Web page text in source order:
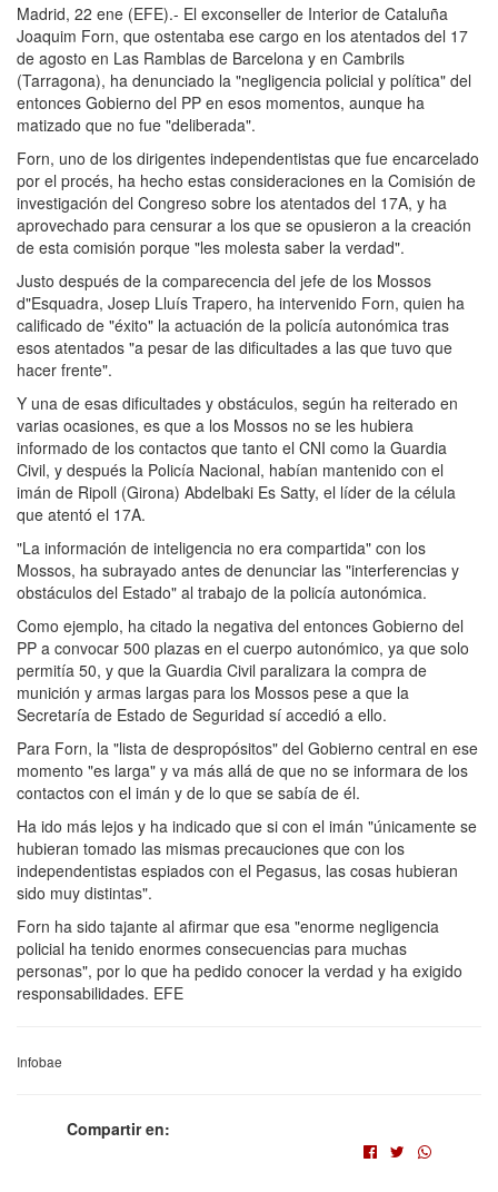
Madrid, 22 ene (EFE).- El exconseller de Interior de Cataluña
Joaquim Forn, que ostentaba ese cargo en los atentados del 17
de agosto en Las Ramblas de Barcelona y en Cambrils
(Tarragona), ha denunciado la "negligencia policial y política" del
entonces Gobierno del PP en esos momentos, aunque ha
matizado que no fue "deliberada".
Forn, uno de los dirigentes independentistas que fue encarcelado
por el procés, ha hecho estas consideraciones en la Comisión de
investigación del Congreso sobre los atentados del 17A, y ha
aprovechado para censurar a los que se opusieron a la creación
de esta comisión porque "les molesta saber la verdad".
Justo después de la comparecencia del jefe de los Mossos
d"Esquadra, Josep Lluís Trapero, ha intervenido Forn, quien ha
calificado de "éxito" la actuación de la policía autonómica tras
esos atentados "a pesar de las dificultades a las que tuvo que
hacer frente".
Y una de esas dificultades y obstáculos, según ha reiterado en
varias ocasiones, es que a los Mossos no se les hubiera
informado de los contactos que tanto el CNI como la Guardia
Civil, y después la Policía Nacional, habían mantenido con el
imán de Ripoll (Girona) Abdelbaki Es Satty, el líder de la célula
que atentó el 17A.
"La información de inteligencia no era compartida" con los
Mossos, ha subrayado antes de denunciar las "interferencias y
obstáculos del Estado" al trabajo de la policía autonómica.
Como ejemplo, ha citado la negativa del entonces Gobierno del
PP a convocar 500 plazas en el cuerpo autonómico, ya que solo
permitía 50, y que la Guardia Civil paralizara la compra de
munición y armas largas para los Mossos pese a que la
Secretaría de Estado de Seguridad sí accedió a ello.
Para Forn, la "lista de despropósitos" del Gobierno central en ese
momento "es larga" y va más allá de que no se informara de los
contactos con el imán y de lo que se sabía de él.
Ha ido más lejos y ha indicado que si con el imán "únicamente se
hubieran tomado las mismas precauciones que con los
independentistas espiados con el Pegasus, las cosas hubieran
sido muy distintas".
Forn ha sido tajante al afirmar que esa "enorme negligencia
policial ha tenido enormes consecuencias para muchas
personas", por lo que ha pedido conocer la verdad y ha exigido
responsabilidades. EFE
Infobae
Compartir en: